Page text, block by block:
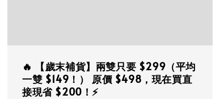
🔥 【歲末補貨】兩雙只要 $299（平均
一雙 $149！） 原價 $498，現在買直
接現省 $200！⚡️